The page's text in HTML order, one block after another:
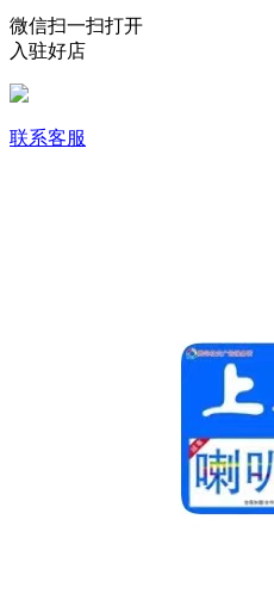
微信扫一扫打开
入驻好店
联系客服